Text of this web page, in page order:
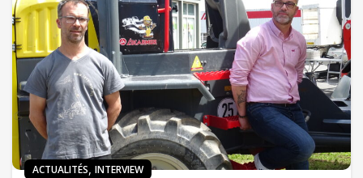
ACTUALITÉS, INTERVIEW